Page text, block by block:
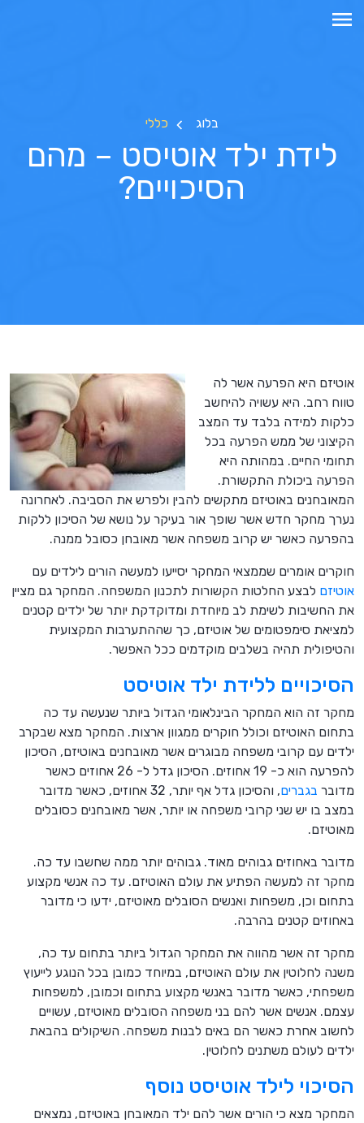
בלוג כללי
לידת ילד אוטיסט – מהם
הסיכויים?
אוטיזם היא הפרעה אשר לה
טווח רחב. היא עשויה להיחשב
כלקות למידה בלבד עד המצב
הקיצוני של ממש הפרעה בכל
תחומי החיים. במהותה היא
הפרעה ביכולת התקשורת.
המאובחנים באוטיזם מתקשים להבין ולפרש את הסביבה. לאחרונה
נערך מחקר חדש אשר שופך אור בעיקר על נושא של הסיכון ללקות
בהפרעה כאשר יש קרוב משפחה אשר מאובחן כסובל ממנה.
חוקרים אומרים שממצאי המחקר יסייעו למעשה הורים לילדים עם
אוטיזם לבצע החלטות הקשורות לתכנון המשפחה. המחקר גם מציין
את החשיבות לשימת לב מיוחדת ומדוקדקת יותר של ילדים קטנים
למציאת סימפטומים של אוטיזם, כך שההתערבות המקצועית
והטיפולית תהיה בשלבים מוקדמים ככל האפשר.
הסיכויים ללידת ילד אוטיסט
מחקר זה הוא המחקר הבינלאומי הגדול ביותר שנעשה עד כה
בתחום האוטיזם וכולל חוקרים ממגוון ארצות. המחקר מצא שבקרב
ילדים עם קרובי משפחה מבוגרים אשר מאובחנים באוטיזם, הסיכון
להפרעה הוא כ- 19 אחוזים. הסיכון גדל ל- 26 אחוזים כאשר
מדובר בגברים
, והסיכון גדל אף יותר, 32 אחוזים, כאשר מדובר
במצב בו יש שני קרובי משפחה או יותר, אשר מאובחנים כסובלים
מאוטיזם.
מדובר באחוזים גבוהים מאוד. גבוהים יותר ממה שחשבו עד כה.
מחקר זה למעשה הפתיע את עולם האוטיזם. עד כה אנשי מקצוע
בתחום וכן, משפחות ואנשים הסובלים מאוטיזם, ידעו כי מדובר
באחוזים קטנים בהרבה.
מחקר זה אשר מהווה את המחקר הגדול ביותר בתחום עד כה,
משנה לחלוטין את עולם האוטיזם, במיוחד כמובן בכל הנוגע לייעוץ
משפחתי, כאשר מדובר באנשי מקצוע בתחום וכמובן, למשפחות
עצמם. אנשים אשר להם בני משפחה הסובלים מאוטיזם, עשויים
לחשוב אחרת כאשר הם באים לבנות משפחה. השיקולים בהבאת
ילדים לעולם משתנים לחלוטין.
הסיכוי לילד אוטיסט נוסף
המחקר מצא כי הורים אשר להם ילד המאובחן באוטיזם, נמצאים